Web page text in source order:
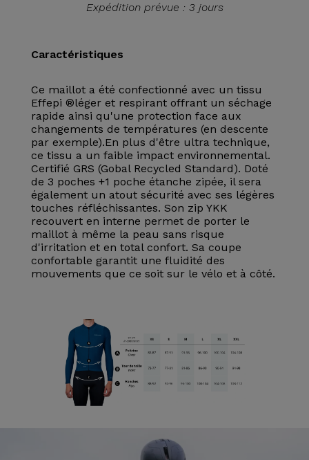
Expédition prévue : 3 jours
Caractéristiques
Ce maillot a été confectionné avec un tissu
Effepi ®léger et respirant offrant un séchage
rapide ainsi qu'une protection face aux
changements de températures (en descente
par exemple).En plus d'être ultra technique,
ce tissu a un faible impact environnemental.
Certifié GRS (Gobal Recycled Standard). Doté
de 3 poches +1 poche étanche zipée, il sera
également un atout sécurité avec ses légères
touches réfléchissantes. Son zip YKK
recouvert en interne permet de porter le
maillot à même la peau sans risque
d'irritation et en total confort. Sa coupe
confortable garantit une fluidité des
mouvements que ce soit sur le vélo et à côté.